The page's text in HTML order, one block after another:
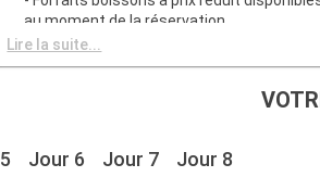
au moment de la réservation
- Buffet avec grand choix de spécialités
réserve de disponibilité)
Lire la suite...
Jour 6 Jour 7 Jour 8